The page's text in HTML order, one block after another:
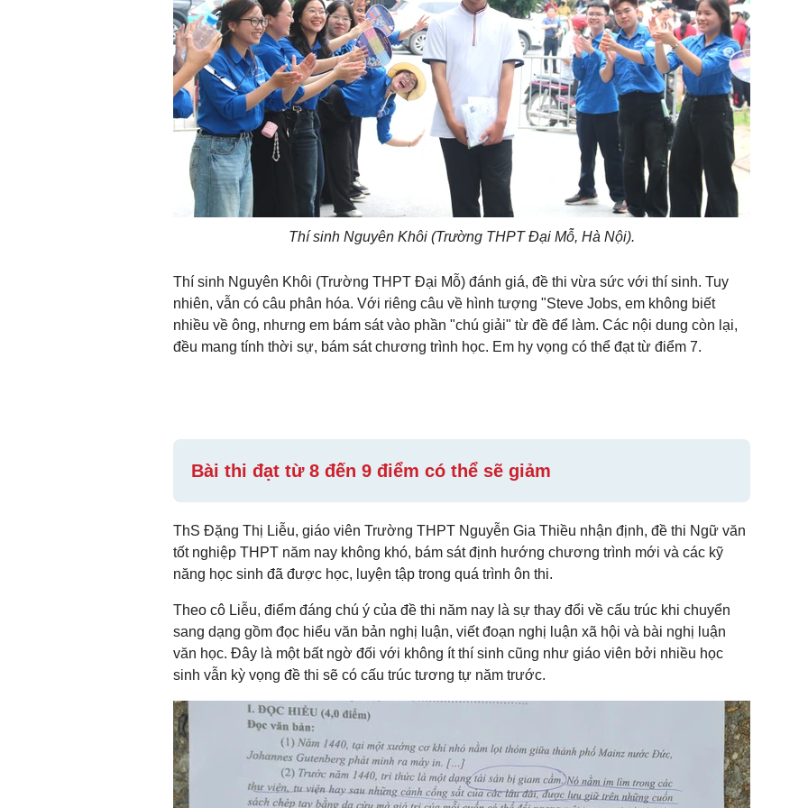
Thí sinh Nguyên Khôi (Trường THPT Đại Mỗ, Hà Nội).
Thí sinh Nguyên Khôi (Trường THPT Đại Mỗ) đánh giá, đề thi vừa sức với thí sinh. Tuy
nhiên, vẫn có câu phân hóa. Với riêng câu về hình tượng "Steve Jobs, em không biết
nhiều về ông, nhưng em bám sát vào phần "chú giải" từ đề để làm. Các nội dung còn lại,
đều mang tính thời sự, bám sát chương trình học. Em hy vọng có thể đạt từ điểm 7.
Bài thi đạt từ 8 đến 9 điểm có thể sẽ giảm
ThS Đặng Thị Liễu, giáo viên Trường THPT Nguyễn Gia Thiều nhận định, đề thi Ngữ văn
tốt nghiệp THPT năm nay không khó, bám sát định hướng chương trình mới và các kỹ
năng học sinh đã được học, luyện tập trong quá trình ôn thi.
Theo cô Liễu, điểm đáng chú ý của đề thi năm nay là sự thay đổi về cấu trúc khi chuyển
sang dạng gồm đọc hiểu văn bản nghị luận, viết đoạn nghị luận xã hội và bài nghị luận
văn học. Đây là một bất ngờ đối với không ít thí sinh cũng như giáo viên bởi nhiều học
sinh vẫn kỳ vọng đề thi sẽ có cấu trúc tương tự năm trước.